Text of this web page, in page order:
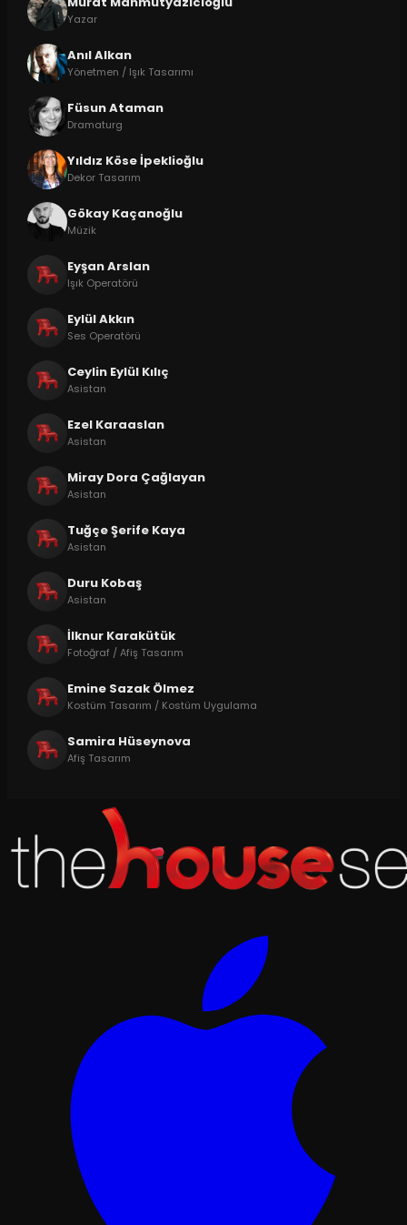
Yazar
Anıl Alkan
Yönetmen / Işık Tasarımı
Füsun Ataman
Dramaturg
Yıldız Köse İpeklioğlu
Dekor Tasarım
Gökay Kaçanoğlu
Müzik
Eyşan Arslan
Işık Operatörü
Eylül Akkın
Ses Operatörü
Ceylin Eylül Kılıç
Asistan
Ezel Karaaslan
Asistan
Miray Dora Çağlayan
Asistan
Tuğçe Şerife Kaya
Asistan
Duru Kobaş
Asistan
İlknur Karakütük
Fotoğraf / Afiş Tasarım
Emine Sazak Ölmez
Kostüm Tasarım / Kostüm Uygulama
Samira Hüseynova
Afiş Tasarım